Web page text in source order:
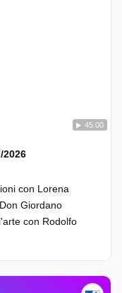
45:00
2026
con Lorena
Giordano
con Rodolfo